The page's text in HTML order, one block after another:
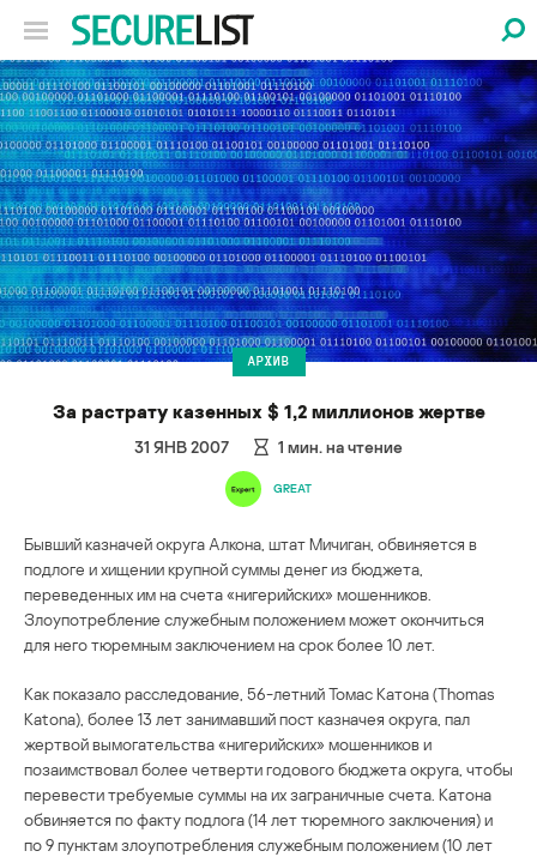
АРХИВ
За растрату казенных $ 1,2 миллионов жертве
31 ЯНВ 2007 1 мин. на чтение
GREAT
Бывший казначей округа Алкона, штат Мичиган, обвиняется в
подлоге и хищении крупной суммы денег из бюджета,
переведенных им на счета «нигерийских» мошенников.
Злоупотребление служебным положением может окончиться
для него тюремным заключением на срок более 10 лет.
Как показало расследование, 56-летний Томас Катона (Thomas
Katona), более 13 лет занимавший пост казначея округа, пал
жертвой вымогательства «нигерийских» мошенников и
позаимствовал более четверти годового бюджета округа, чтобы
перевести требуемые суммы на их заграничные счета. Катона
обвиняется по факту подлога (14 лет тюремного заключения) и
по 9 пунктам злоупотребления служебным положением (10 лет